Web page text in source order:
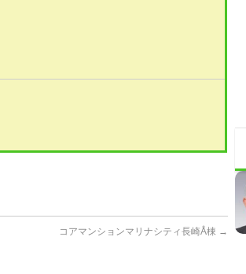
コアマンションマリナシティ長崎Å棟 →